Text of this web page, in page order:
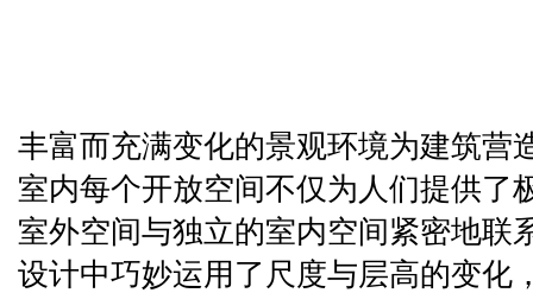
丰富而充满变化的景观环境为建筑营
室内每个开放空间不仅为人们提供了
室外空间与独立的室内空间紧密地联
设计中巧妙运用了尺度与层高的变化